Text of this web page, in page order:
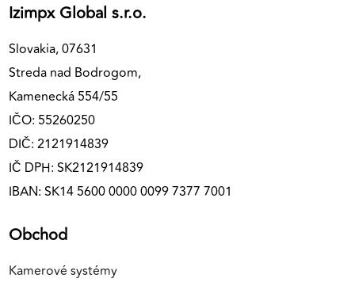
Izimpx Global s.r.o.
Slovakia, 07631
Streda nad Bodrogom,
Kamenecká 554/55
IČO: 55260250
DIČ: 2121914839
IČ DPH: SK2121914839
IBAN: SK14 5600 0000 0099 7377 7001
Obchod
Kamerové systémy